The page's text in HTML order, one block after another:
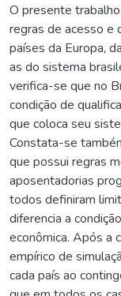
O presente
regras de acesso e
países da Europa,
as do sistema
verifica-se que no
condição de
que coloca seu
Constata-se
que possui regras
aposentadorias
todos definiram
diferencia a
econômica. Após a
empírico de
cada país ao